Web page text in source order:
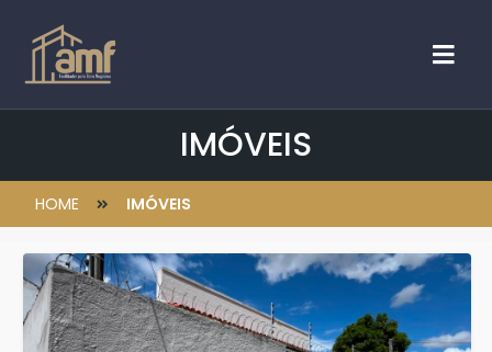
IMÓVEIS
HOME IMÓVEIS